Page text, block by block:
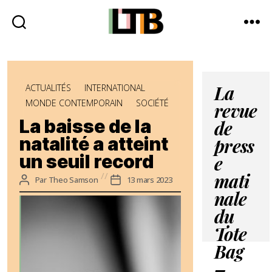
Tote
-
Média
quotidienne
Catégories
ACTUALITÉS
INTERNATIONAL
MONDE CONTEMPORAIN
SOCIÉTÉ
La baisse de la
natalité a atteint
un seuil record
Auteur
de
Par Theo Samson
Date
de
13 mars 2023
La
revue
de
press
e
mati
nale
du
Tote
Bag